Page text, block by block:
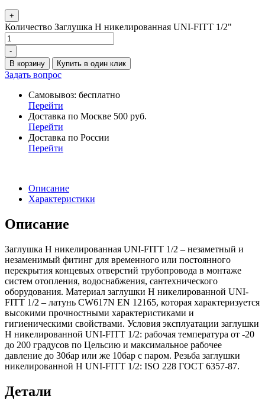
+
Количество Заглушка Н никелированная UNI-FITT 1/2"
-
В корзину
Купить в один клик
Задать вопрос
Самовывоз: бесплатно
Перейти
Доставка по Москве 500 руб.
Перейти
Доставка по России
Перейти
Описание
Характеристики
Описание
Заглушка Н никелированная UNI-FITT 1/2 – незаметный и
незаменимый фитинг для временного или постоянного
перекрытия концевых отверстий трубопровода в монтаже
систем отопления, водоснабжения, сантехнического
оборудования. Материал заглушки Н никелированной UNI-
FITT 1/2 – латунь CW617N EN 12165, которая характеризуется
высокими прочностными характеристиками и
гигиеническими свойствами. Условия эксплуатации заглушки
Н никелированной UNI-FITT 1/2: рабочая температура от -20
до 200 градусов по Цельсию и максимальное рабочее
давление до 30бар или же 10бар с паром. Резьба заглушки
никелированной Н UNI-FITT 1/2: ISO 228 ГОСТ 6357-87.
Детали